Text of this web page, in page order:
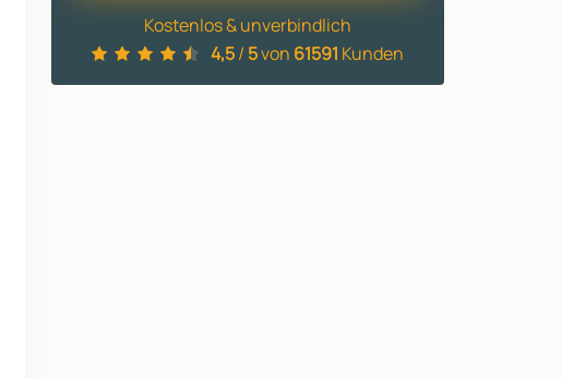
Kostenlos & unverbindlich
4,5/ 5von 61591 Kunden